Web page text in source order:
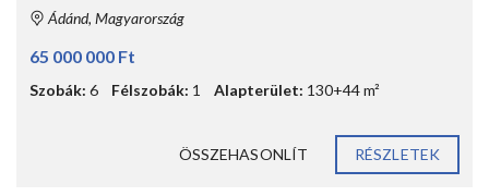
Ádánd, Magyarország
65 000 000 Ft
Szobák: 6 Félszobák: 1 Alapterület: 130+44 m²
ÖSSZEHASONLÍT RÉSZLETEK